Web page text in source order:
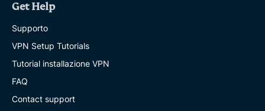
Get Help
Supporto
VPN Setup Tutorials
Tutorial installazione VPN
FAQ
Contact support